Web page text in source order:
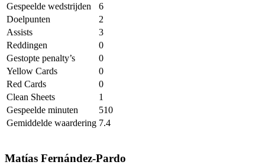
Gespeelde wedstrijden
6
Doelpunten
2
Assists
3
Reddingen
0
Gestopte penalty’s
0
Yellow Cards
0
Red Cards
0
Clean Sheets
1
Gespeelde minuten
510
Gemiddelde waardering 7.4
Matías Fernández-Pardo